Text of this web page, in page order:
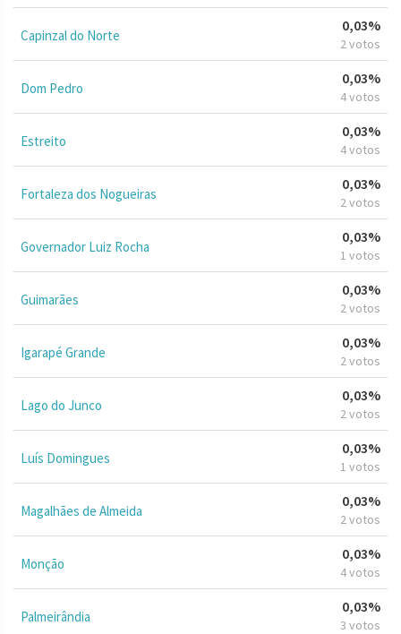
Capinzal do Norte
0,03%
2 votos
Dom Pedro
0,03%
4 votos
Estreito
0,03%
4 votos
Fortaleza dos Nogueiras
0,03%
2 votos
Governador Luiz Rocha
0,03%
1 votos
Guimarães
0,03%
2 votos
Igarapé Grande
0,03%
2 votos
Lago do Junco
0,03%
2 votos
Luís Domingues
0,03%
1 votos
Magalhães de Almeida
0,03%
2 votos
Monção
0,03%
4 votos
Palmeirândia
0,03%
3 votos